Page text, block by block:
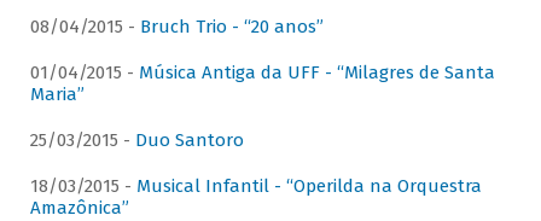
08/04/2015 - Bruch Trio - “20 anos”
01/04/2015 - Música Antiga da UFF - “Milagres de Santa
Maria”
25/03/2015 - Duo Santoro
18/03/2015 - Musical Infantil - “Operilda na Orquestra
Amazônica”